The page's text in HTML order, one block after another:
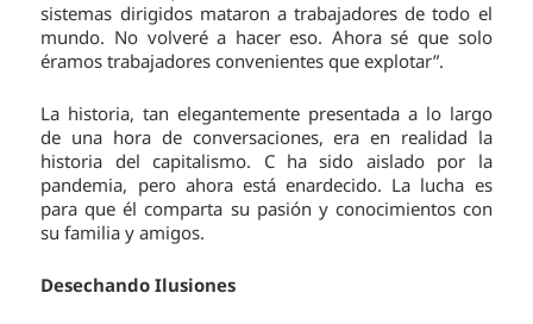
sistemas dirigidos mataron a trabajadores de todo el
mundo. No volveré a hacer eso. Ahora sé que solo
éramos trabajadores convenientes que explotar”.
La historia, tan elegantemente presentada a lo largo
de una hora de conversaciones, era en realidad la
historia del capitalismo. C ha sido aislado por la
pandemia, pero ahora está enardecido. La lucha es
para que él comparta su pasión y conocimientos con
su familia y amigos.
Desechando Ilusiones